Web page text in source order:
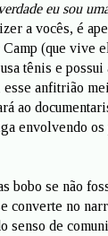
eu sou
a vocês, é
(que vive
tênis e
anfitrião
ao
envolvendo
bobo se não
converte no
senso de